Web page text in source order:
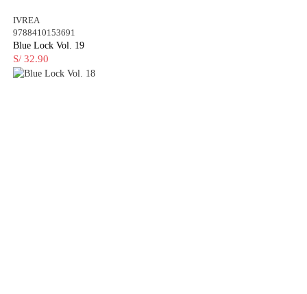
IVREA
9788410153691
Blue Lock Vol. 19
S/ 32.90